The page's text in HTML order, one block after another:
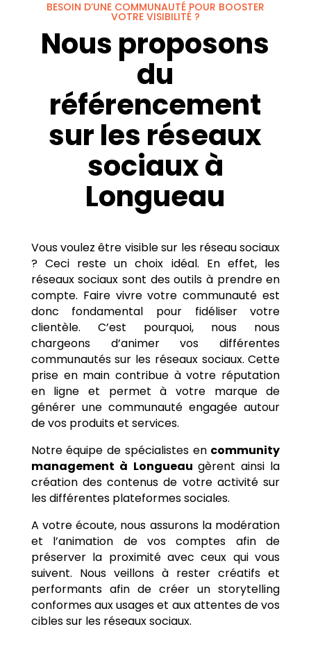
BESOIN D’UNE COMMUNAUTÉ POUR BOOSTER
VOTRE VISIBILITÉ ?
Nous proposons
du
référencement
sur les réseaux
sociaux à
Longueau
Vous voulez être visible sur les réseau sociaux
? Ceci reste un choix idéal. En effet, les
réseaux sociaux sont des outils à prendre en
compte. Faire vivre votre communauté est
donc fondamental pour fidéliser votre
clientèle. C’est pourquoi, nous nous
chargeons d’animer vos différentes
communautés sur les réseaux sociaux. Cette
prise en main contribue à votre réputation
en ligne et permet à votre marque de
générer une communauté engagée autour
de vos produits et services.
Notre équipe de spécialistes en community
management à Longueau gèrent ainsi la
création des contenus de votre activité sur
les différentes plateformes sociales.
A votre écoute, nous assurons la modération
et l’animation de vos comptes afin de
préserver la proximité avec ceux qui vous
suivent. Nous veillons à rester créatifs et
performants afin de créer un storytelling
conformes aux usages et aux attentes de vos
cibles sur les réseaux sociaux.